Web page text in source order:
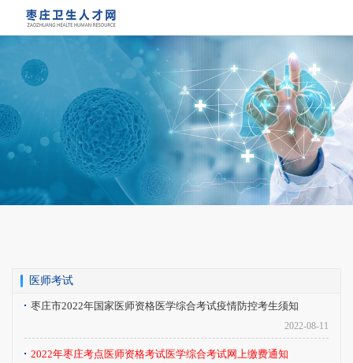
重要通知： 关于查询2026年医师资格考试
医师考试
枣庄市2022年国家医师资格医学综合考试疫情防控考生须知
2022-08-11
2022年枣庄考点医师资格考试医学综合考试网上缴费通知